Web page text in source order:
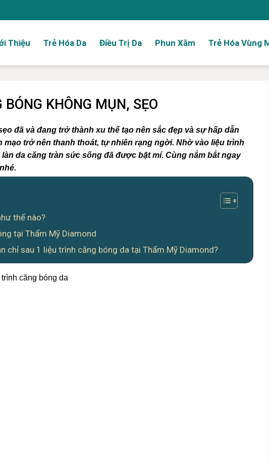
Thiệu Trẻ Hóa Da Điều Trị Da Phun Xăm Trẻ Hóa Vùng
KHÔNG MỤN, SẸO
đã và đang trở thành xu thế tạo nên sắc đẹp và sự hấp dẫn
trở nên thanh thoát, tự nhiên rạng ngời. Nhờ vào liệu trình
da căng tràn sức sống đã được bật mí. Cùng nắm bắt ngay
thế nào?
tại Thẩm Mỹ Diamond
chỉ sau 1 liệu trình căng bóng da tại Thẩm Mỹ Diamond?